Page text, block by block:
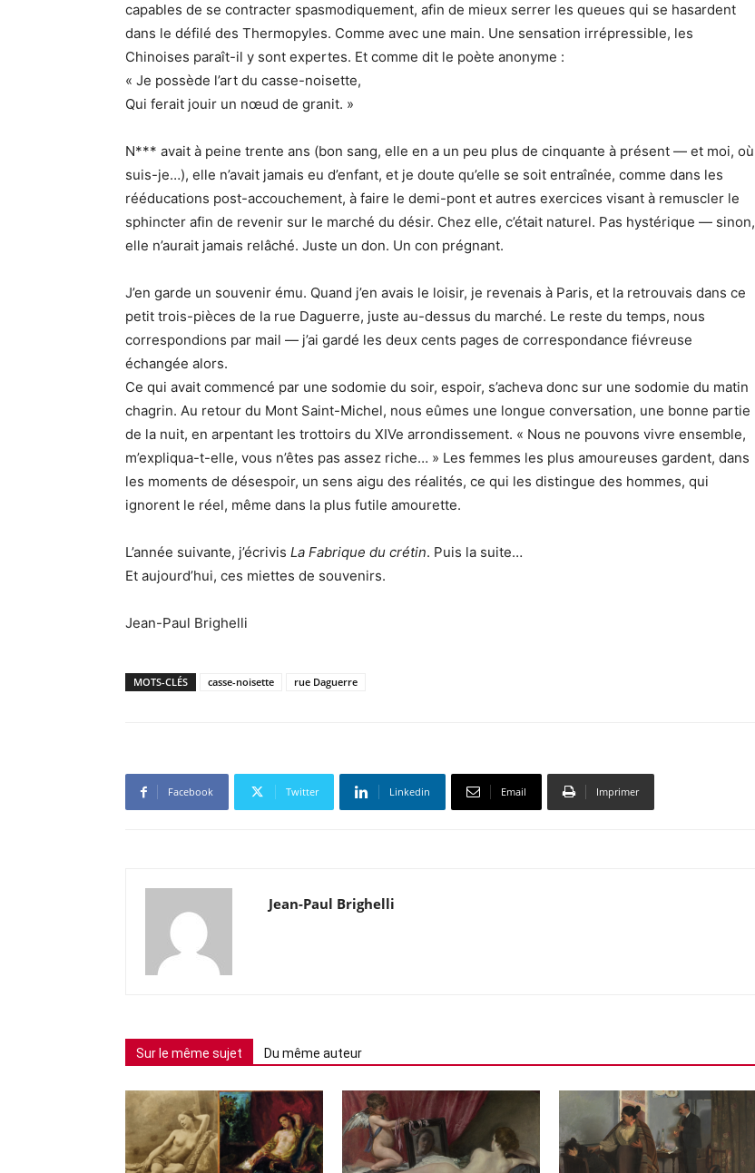
capables de se contracter spasmodiquement, afin de mieux serrer les queues qui se hasardent
dans le défilé des Thermopyles. Comme avec une main. Une sensation irrépressible, les
Chinoises paraît-il y sont expertes. Et comme dit le poète anonyme :
« Je possède l’art du casse-noisette,
Qui ferait jouir un nœud de granit. »
N*** avait à peine trente ans (bon sang, elle en a un peu plus de cinquante à présent — et moi, où
suis-je…), elle n’avait jamais eu d’enfant, et je doute qu’elle se soit entraînée, comme dans les
rééducations post-accouchement, à faire le demi-pont et autres exercices visant à remuscler le
sphincter afin de revenir sur le marché du désir. Chez elle, c’était naturel. Pas hystérique — sinon,
elle n’aurait jamais relâché. Juste un don. Un con prégnant.
J’en garde un souvenir ému. Quand j’en avais le loisir, je revenais à Paris, et la retrouvais dans ce
petit trois-pièces de la rue Daguerre, juste au-dessus du marché. Le reste du temps, nous
correspondions par mail — j’ai gardé les deux cents pages de correspondance fiévreuse
échangée alors.
Ce qui avait commencé par une sodomie du soir, espoir, s’acheva donc sur une sodomie du matin
chagrin. Au retour du Mont Saint-Michel, nous eûmes une longue conversation, une bonne partie
de la nuit, en arpentant les trottoirs du XIVe arrondissement. « Nous ne pouvons vivre ensemble,
m’expliqua-t-elle, vous n’êtes pas assez riche… » Les femmes les plus amoureuses gardent, dans
les moments de désespoir, un sens aigu des réalités, ce qui les distingue des hommes, qui
ignorent le réel, même dans la plus futile amourette.
L’année suivante, j’écrivis La Fabrique du crétin. Puis la suite…
Et aujourd’hui, ces miettes de souvenirs.
Jean-Paul Brighelli
MOTS-CLÉS casse-noisette rue Daguerre
Facebook Twitter Linkedin Email Imprimer
Jean-Paul Brighelli
Sur le même sujet Du même auteur